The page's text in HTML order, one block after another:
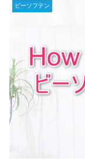
ビーソフテン